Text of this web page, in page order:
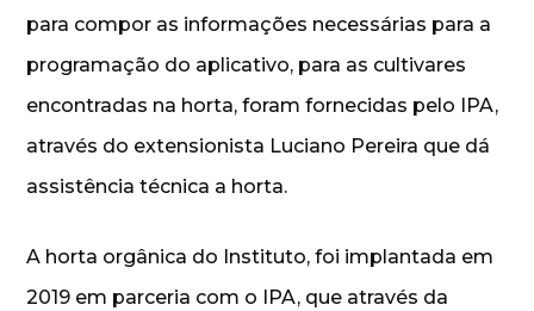
para compor as informações necessárias para a
programação do aplicativo, para as cultivares
encontradas na horta, foram fornecidas pelo IPA,
através do extensionista Luciano Pereira que dá
assistência técnica a horta.
A horta orgânica do Instituto, foi implantada em
2019 em parceria com o IPA, que através da